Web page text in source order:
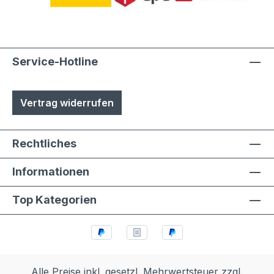
Service-Hotline
Vertrag widerrufen
Rechtliches
Informationen
Top Kategorien